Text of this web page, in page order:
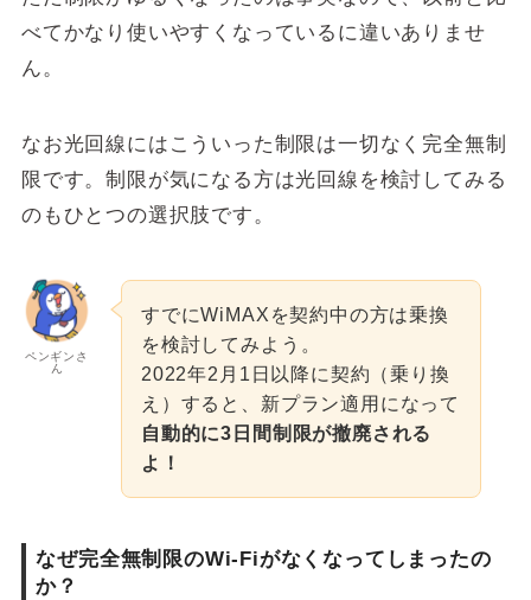
べてかなり使いやすくなっているに違いありませ
ん。
なお光回線にはこういった制限は一切なく完全無制
限です。制限が気になる方は光回線を検討してみる
のもひとつの選択肢です。
ペンギンさ
ん
すでにWiMAXを契約中の方は乗換
を検討してみよう。
2022年2月1日以降に契約（乗り換
え）すると、新プラン適用になって
自動的に3日間制限が撤廃される
よ！
なぜ完全無制限のWi-Fiがなくなってしまったの
か？